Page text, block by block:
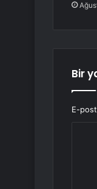
Bir
E-